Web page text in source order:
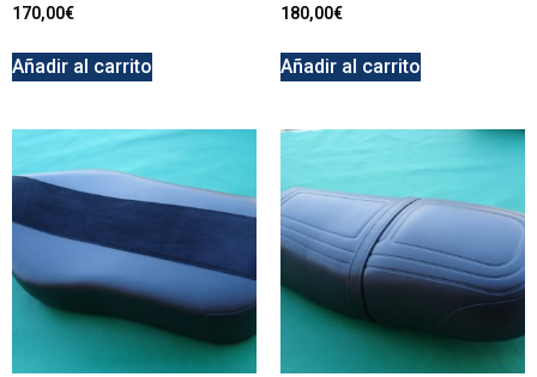
170,00€
Añadir al carrito
180,00€
Añadir al carrito